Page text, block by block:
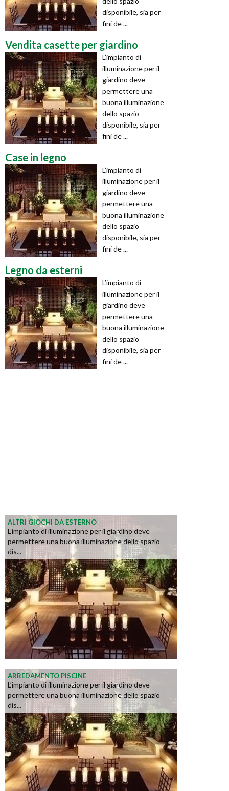
disponibile, sia per
fini de ...
Vendita casette per giardino
L’impianto di
illuminazione per il
giardino deve
permettere una
buona illuminazione
dello spazio
disponibile, sia per
fini de ...
Case in legno
L’impianto di
illuminazione per il
giardino deve
permettere una
buona illuminazione
dello spazio
disponibile, sia per
fini de ...
Legno da esterni
L’impianto di
illuminazione per il
giardino deve
permettere una
buona illuminazione
dello spazio
disponibile, sia per
fini de ...
ALTRI GIOCHI DA ESTERNO
L’impianto di illuminazione per il giardino deve
permettere una buona illuminazione dello spazio
dis...
ARREDAMENTO PISCINE
L’impianto di illuminazione per il giardino deve
permettere una buona illuminazione dello spazio
dis...